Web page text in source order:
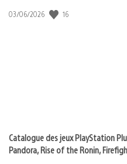
:
state
Date
03/06/2026 16
Catalogue des jeux PlayStation
Pandora, Rise of the Ronin,